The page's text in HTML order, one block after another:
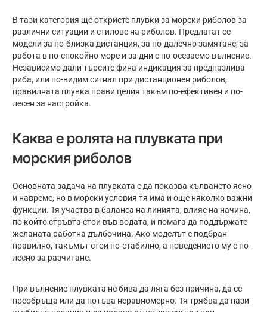
В тази категория ще откриете плувки за морски риболов за
различни ситуации и стилове на риболов. Предлагат се
модели за по-близка дистанция, за по-далечно замятане, за
работа в по-спокойно море и за дни с по-осезаемо вълнение.
Независимо дали търсите фина индикация за предпазлива
риба, или по-видим сигнал при дистанционен риболов,
правилната плувка прави целия такъм по-ефективен и по-
лесен за настройка.
Каква е ролята на плувката при
морския риболов
Основната задача на плувката е да показва кълването ясно
и навреме, но в морски условия тя има и още няколко важни
функции. Тя участва в баланса на линията, влияе на начина,
по който стръвта стои във водата, и помага да поддържате
желаната работна дълбочина. Ако моделът е подбран
правилно, такъмът стои по-стабилно, а поведението му е по-
лесно за разчитане.
При вълнение плувката не бива да ляга без причина, да се
преобръща или да потъва неравномерно. Тя трябва да пази